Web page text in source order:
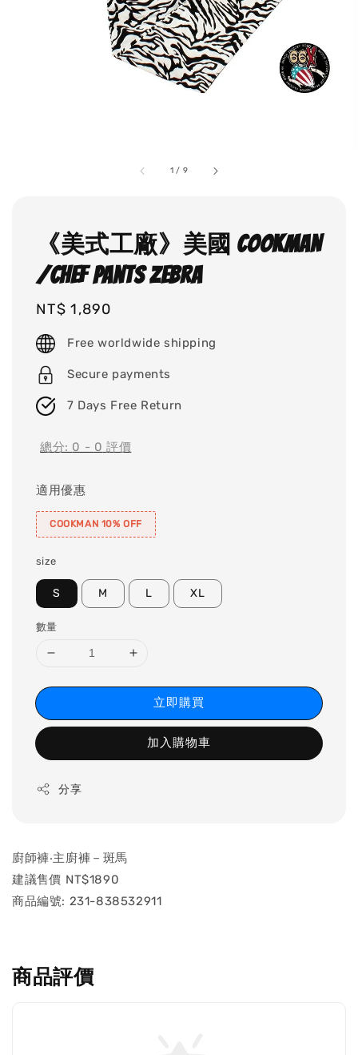
1 / 9
《美式工廠》美國 COOKMAN
/Chef Pants ZEBRA
Regular
price
NT$ 1,890
Free worldwide shipping
Secure payments
7 Days Free Return
總分: 0 - 0 評價
適用優惠
COOKMAN 10% OFF
size
S M L XL
數量
立即購買
加入購物車
分享
廚師褲‧主廚褲－斑馬
建議售價 NT$1890
商品編號: 231-838532911
商品評價